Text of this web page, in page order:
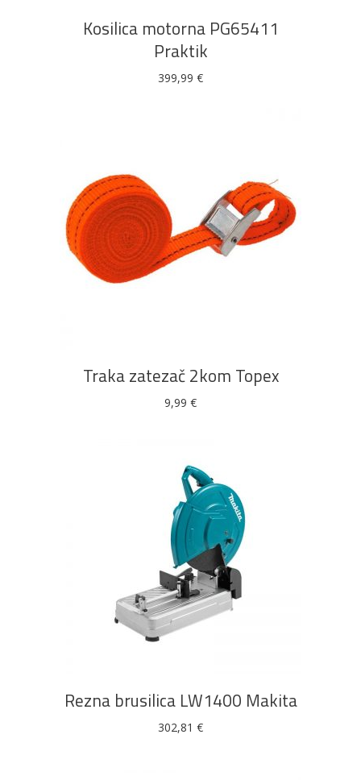
Kosilica motorna PG65411
Praktik
399,99 €
Traka zatezač 2kom Topex
9,99 €
DODAJ U KOŠARICU
Rezna brusilica LW1400 Makita
302,81 €